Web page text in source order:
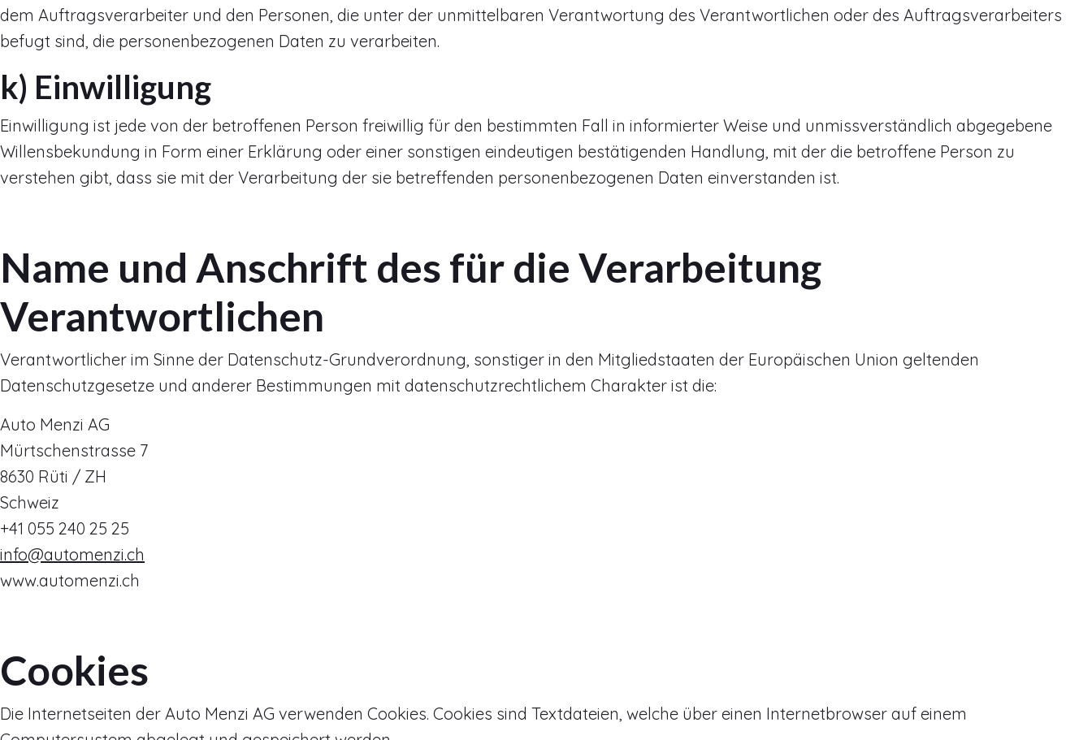
dem Auftragsverarbeiter und den Personen, die unter der unmittelbaren Verantwortung des Verantwortlichen oder des Auftragsverarbeiters
befugt sind, die personenbezogenen Daten zu verarbeiten.
k) Einwilligung
Einwilligung ist jede von der betroffenen Person freiwillig für den bestimmten Fall in informierter Weise und unmissverständlich abgegebene
Willensbekundung in Form einer Erklärung oder einer sonstigen eindeutigen bestätigenden Handlung, mit der die betroffene Person zu
verstehen gibt, dass sie mit der Verarbeitung der sie betreffenden personenbezogenen Daten einverstanden ist.
Name und Anschrift des für die Verarbeitung
Verantwortlichen
Verantwortlicher im Sinne der Datenschutz-Grundverordnung, sonstiger in den Mitgliedstaaten der Europäischen Union geltenden
Datenschutzgesetze und anderer Bestimmungen mit datenschutzrechtlichem Charakter ist die:
Auto Menzi AG
Mürtschenstrasse 7
8630 Rüti / ZH
Schweiz
+41 055 240 25 25
info@automenzi.ch
www.automenzi.ch
Cookies
Die Internetseiten der Auto Menzi AG verwenden Cookies. Cookies sind Textdateien, welche über einen Internetbrowser auf einem